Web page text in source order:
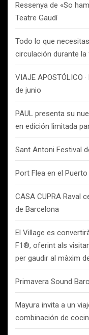
Ressenya de «So
Teatre Gaudí
Todo lo que
circulación durante la
VIAJE APOSTÓLICO
de junio
PAUL presenta su
en edición limitada
Sant Antoni Festival
Port Flea en el
CASA CUPRA Raval
de Barcelona
El Village es
F1®, oferint als
per gaudir al màxim
Primavera Sound
Mayura invita a un
combinación de